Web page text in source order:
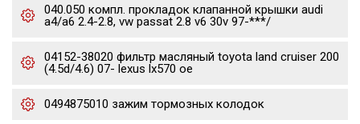
040.050 компл. прокладок клапанной крышки audi
a4/a6 2.4-2.8, vw passat 2.8 v6 30v 97-***/
04152-38020 фильтр масляный toyota land cruiser 200
(4.5d/4.6) 07- lexus lx570 oe
0494875010 зажим тормозных колодок